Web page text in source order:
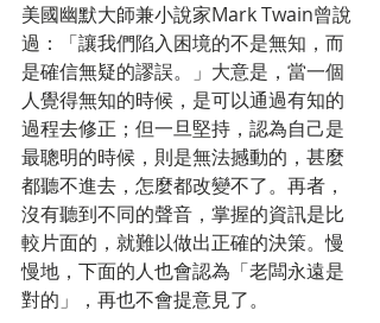
美國幽默大師兼小說家Mark Twain曾說
過：「讓我們陷入困境的不是無知，而
是確信無疑的謬誤。」大意是，當一個
人覺得無知的時候，是可以通過有知的
過程去修正；但一旦堅持，認為自己是
最聰明的時候，則是無法撼動的，甚麼
都聽不進去，怎麼都改變不了。再者，
沒有聽到不同的聲音，掌握的資訊是比
較片面的，就難以做出正確的決策。慢
慢地，下面的人也會認為「老闆永遠是
對的」，再也不會提意見了。